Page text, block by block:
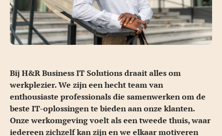
Bij H&R Business IT Solutions draait alles om
werkplezier. We zijn een hecht team van
enthousiaste professionals die samenwerken om de
beste IT-oplossingen te bieden aan onze klanten.
Onze werkomgeving voelt als een tweede thuis, waar
iedereen zichzelf kan zijn en we elkaar motiveren